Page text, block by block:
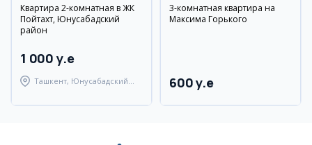
Квартира 2-комнатная в ЖК
Пойтахт, Юнусабадский
район
1 000 y.e
Ташкент, Юнусабадский
3-комнатная квартира на
Максима Горького
600 y.e